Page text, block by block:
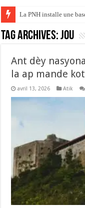
La PNH installe une
Tag Archives:jou
Ant dèy
la ap mande
avril 13, 2026 Atik